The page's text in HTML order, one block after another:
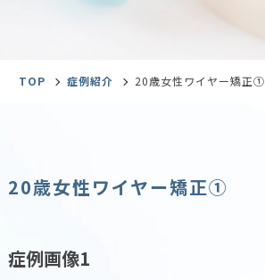
TOP 症例紹介 20歳女性ワイヤー矯正①
20歳女性ワイヤー矯正①
症例画像1